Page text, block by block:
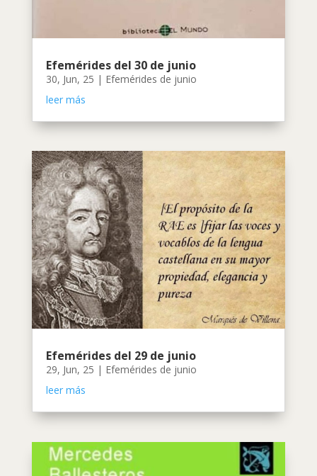
Efemérides del 30 de junio
30, Jun, 25 | Efemérides de junio
leer más
Efemérides del 29 de junio
29, Jun, 25 | Efemérides de junio
leer más